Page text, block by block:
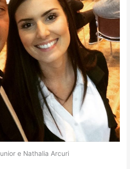
e Nathalia Arcuri